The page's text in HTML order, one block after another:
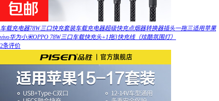
车载充电器78W三口快充套装车载充电器超级快充点烟器转换器插头一拖三适用苹果
vivo华为小米OPPO 78W三口车载快充头+1拖3快充线（炫酷氛围灯）
2条评价